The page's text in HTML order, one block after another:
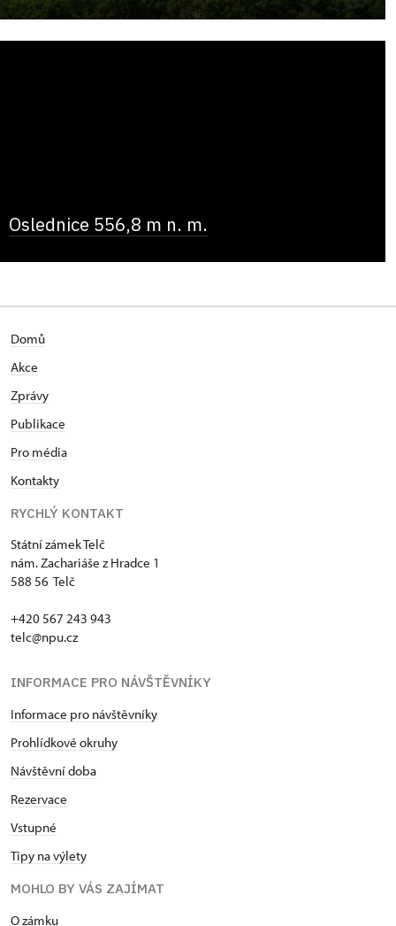
Oslednice 556,8 m n. m.
Domů
Akce
Zprávy
Publikace
Pro média
Kontakty
RYCHLÝ KONTAKT
Státní zámek Telč
nám. Zachariáše z Hradce 1
588 56 Telč
+420 567 243 943
telc@npu.cz
INFORMACE PRO NÁVŠTĚVNÍKY
Informace pro návštěvníky
Prohlídkové okruhy
Návštěvní doba
Rezervace
Vstupné
Tipy na výlety
MOHLO BY VÁS ZAJÍMAT
O zámku